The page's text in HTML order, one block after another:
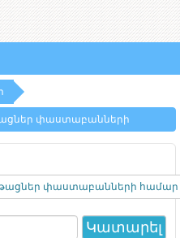
փաստաբանների